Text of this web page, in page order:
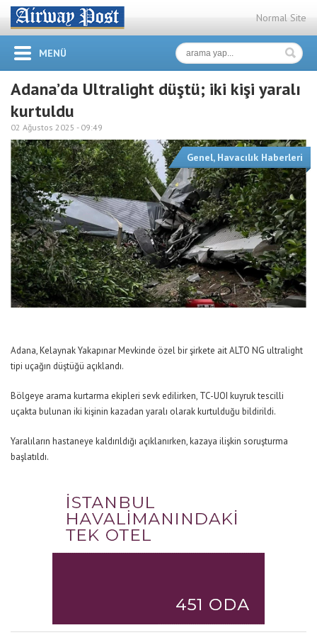
Normal Site
MENÜ
Adana’da Ultralight düştü; iki kişi yaralı
kurtuldu
02 Ağustos 2025 - 09:49
Genel, Havacılık Haberleri
Adana, Kelaynak Yakapınar Mevkinde özel bir şirkete ait ALTO NG ultralight
tipi uçağın düştüğü açıklandı.
Bölgeye arama kurtarma ekipleri sevk edilirken, TC-UOI kuyruk tescilli
uçakta bulunan iki kişinin kazadan yaralı olarak kurtulduğu bildirildi.
Yaralıların hastaneye kaldırıldığı açıklanırken, kazaya ilişkin soruşturma
başlatıldı.